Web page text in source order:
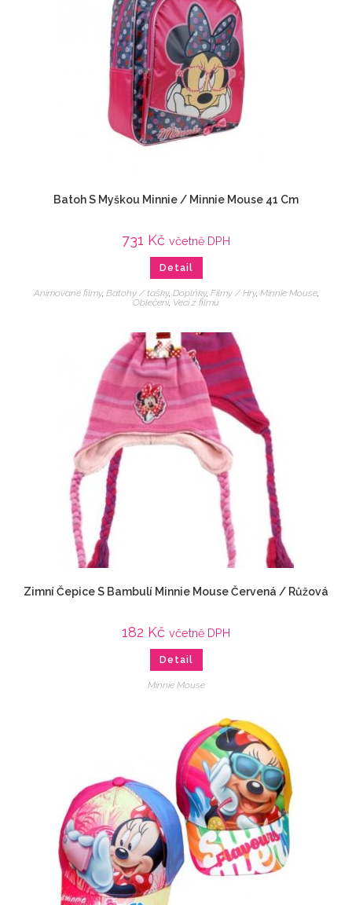
Batoh S Myškou Minnie / Minnie Mouse 41 Cm
731 Kč včetně DPH
Detail
Animované filmy, Batohy / tašky, Doplňky, Filmy / Hry, Minnie Mouse,
Oblečení, Veci z filmu
Zimní Čepice S Bambulí Minnie Mouse Červená / Růžová
182 Kč včetně DPH
Detail
Minnie Mouse